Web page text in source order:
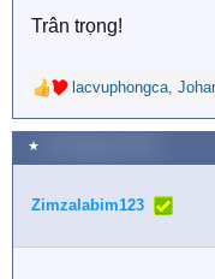
Trân trọng!
R
e
a
c
i
n
lacvuphongca,
★
Zimzalabim123